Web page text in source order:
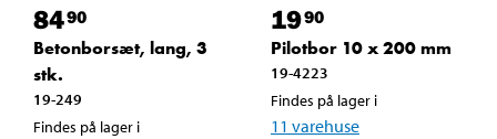
8490
Betonborsæt, lang, 3
stk.
19-249
Findes på lager i
1990
Pilotbor 10 x 200 mm
19-4223
Findes på lager i
11 varehuse